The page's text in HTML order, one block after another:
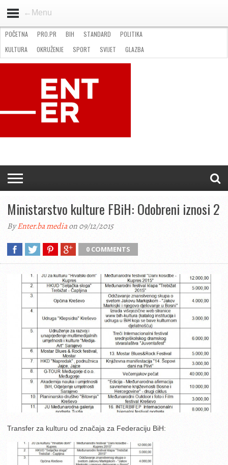
←Menu
STANDARD
GOSPODARSTVO
OKRUŽENJE
POČETNA PRO.PR BIH STANDARD
POLITIKA
KULTURA
OKRUŽENJE SPORT SVIJET
GLAZBA
NATJEČAJI
FILMING LOCATION IN BH KONTAKT
Ministarstvo kulture FBiH: Odobreni iznosi 2
ByEnter.ba mediaon 09/12/2015
0 COMMENTS
Transfer za kulturu od značaja za Federaciju BiH: